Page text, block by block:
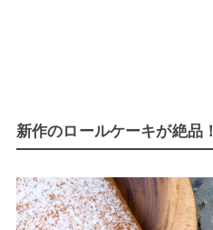
新作のロールケーキが絶品！